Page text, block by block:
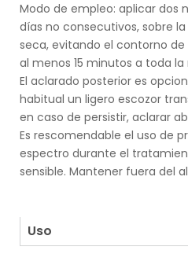
Modo de empleo: aplicar dos
días no consecutivos, sobre
seca, evitando el contorno de
al menos 15 minutos a toda
El aclarado posterior es
habitual un ligero escozor
en caso de persistir, aclarar
Es rescomendable el uso de
espectro durante el
sensible. Mantener fuera del
Uso